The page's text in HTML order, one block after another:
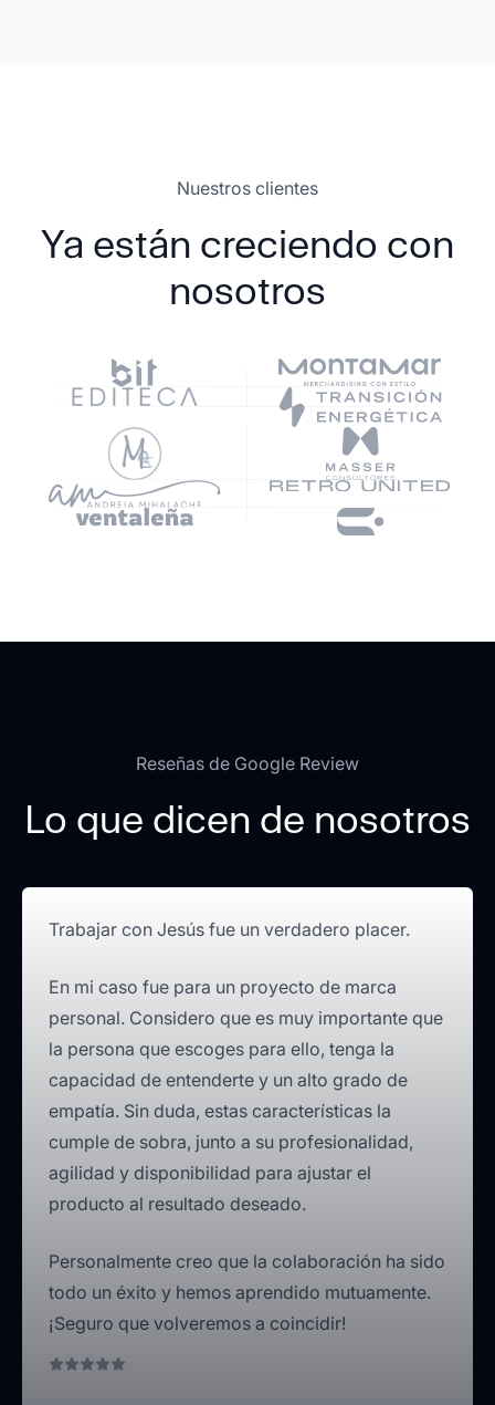
Nuestros clientes
Ya están creciendo con
nosotros
Reseñas de Google Review
Lo que dicen de nosotros
Trabajar con Jesús fue un verdadero placer.
En mi caso fue para un proyecto de marca
personal. Considero que es muy importante que
la persona que escoges para ello, tenga la
capacidad de entenderte y un alto grado de
empatía. Sin duda, estas características la
cumple de sobra, junto a su profesionalidad,
agilidad y disponibilidad para ajustar el
producto al resultado deseado.
Personalmente creo que la colaboración ha sido
todo un éxito y hemos aprendido mutuamente.
¡Seguro que volveremos a coincidir!